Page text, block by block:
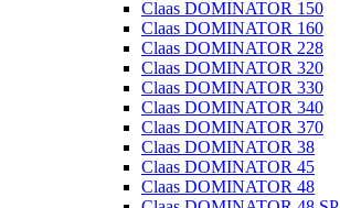
Claas DOMINATOR 150
Claas DOMINATOR 160
Claas DOMINATOR 228
Claas DOMINATOR 320
Claas DOMINATOR 330
Claas DOMINATOR 340
Claas DOMINATOR 370
Claas DOMINATOR 38
Claas DOMINATOR 45
Claas DOMINATOR 48